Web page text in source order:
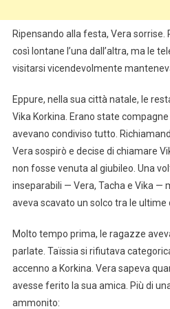
Ripensando alla festa, Vera sorrise.
così lontane l’una dall’altra, ma le
visitarsi vicendevolmente
Eppure, nella sua città natale, le
Vika Korkina. Erano state
avevano condiviso tutto.
Vera sospirò e decise di chiamare
non fosse venuta al giubileo. Una
inseparabili — Vera, Tacha e Vika —
aveva scavato un solco tra le ultime
Molto tempo prima, le ragazze
parlate. Taïssia si rifiutava
accenno a Korkina. Vera sapeva
avesse ferito la sua amica. Più di
ammonito: